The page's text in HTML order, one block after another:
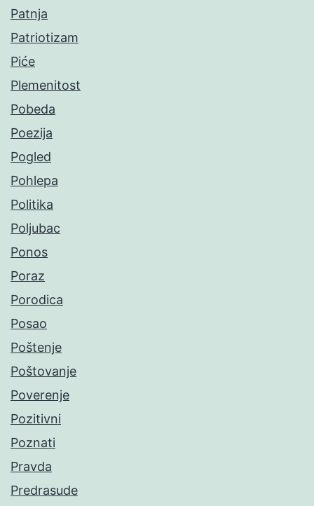
Patnja
Patriotizam
Piće
Plemenitost
Pobeda
Poezija
Pogled
Pohlepa
Politika
Poljubac
Ponos
Poraz
Porodica
Posao
Poštenje
Poštovanje
Poverenje
Pozitivni
Poznati
Pravda
Predrasude